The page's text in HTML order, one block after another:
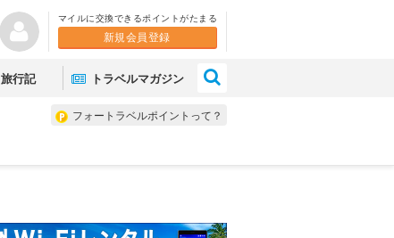
マイルに交換できるポイントがたまる
新規会員登録
旅行記 トラベルマガジン
フォートラベルポイントって？